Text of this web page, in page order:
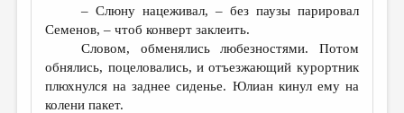
КОЛОНКА РЕДАКТОРА
РЕДКОЛЛЕГИЯ
ОТ РЕДАКЦИИ
– Слюну нацеживал, – без паузы парировал
Семенов, – чтоб конверт заклеить.
Словом, обменялись любезностями. Потом
обнялись, поцеловались, и отъезжающий курортник
плюхнулся на заднее сиденье. Юлиан кинул ему на
колени пакет.